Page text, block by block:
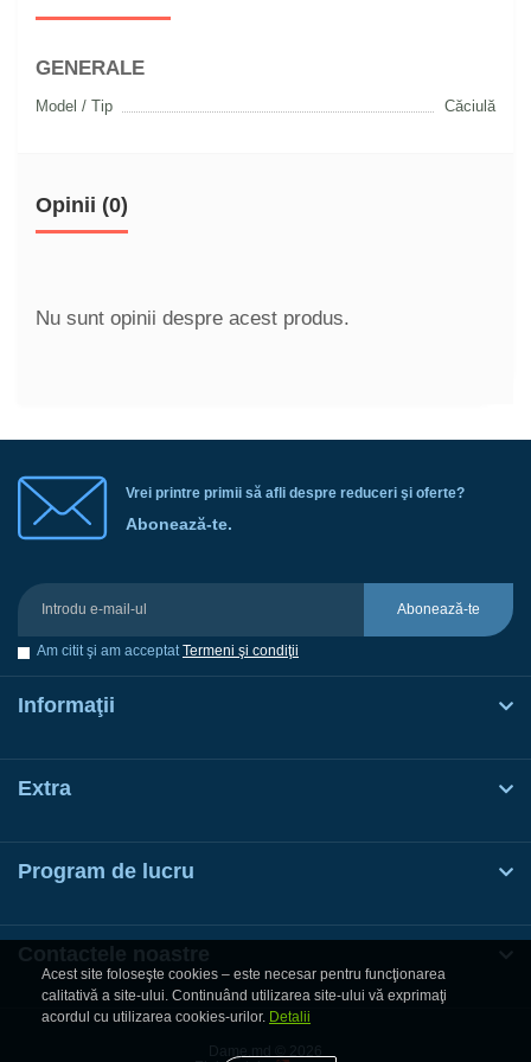
GENERALE
Model / Tip Căciulă
Opinii (0)
Nu sunt opinii despre acest produs.
Vrei printre primii să afli despre reduceri şi oferte?
Abonează-te.
Abonează-te
Am citit şi am acceptatTermeni şi condiţii
Informaţii
Extra
Program de lucru
Contactele noastre
Dame.md © 2026
Acest site foloseşte cookies – este necesar pentru funcţionarea
calitativă a site-ului. Continuând utilizarea site-ului vă exprimaţi
acordul cu utilizarea cookies-urilor. Detalii